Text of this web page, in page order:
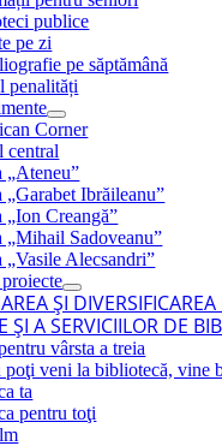
publice
pe zi
pe săptămână
penalități
Corner
central
„Ateneu”
„Garabet Ibrăileanu”
„Ion Creangă”
„Mihail Sadoveanu”
„Vasile Alecsandri”
ŞI
ŞI A SERVICIILOR DE
vârsta a treia
poţi veni la bibliotecă, vine
ta
pentru toţi